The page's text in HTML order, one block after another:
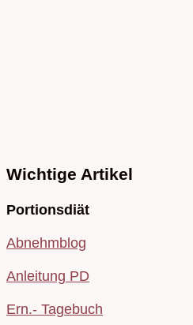
Wichtige Artikel
Portionsdiät
Abnehmblog
Anleitung PD
Ern.- Tagebuch